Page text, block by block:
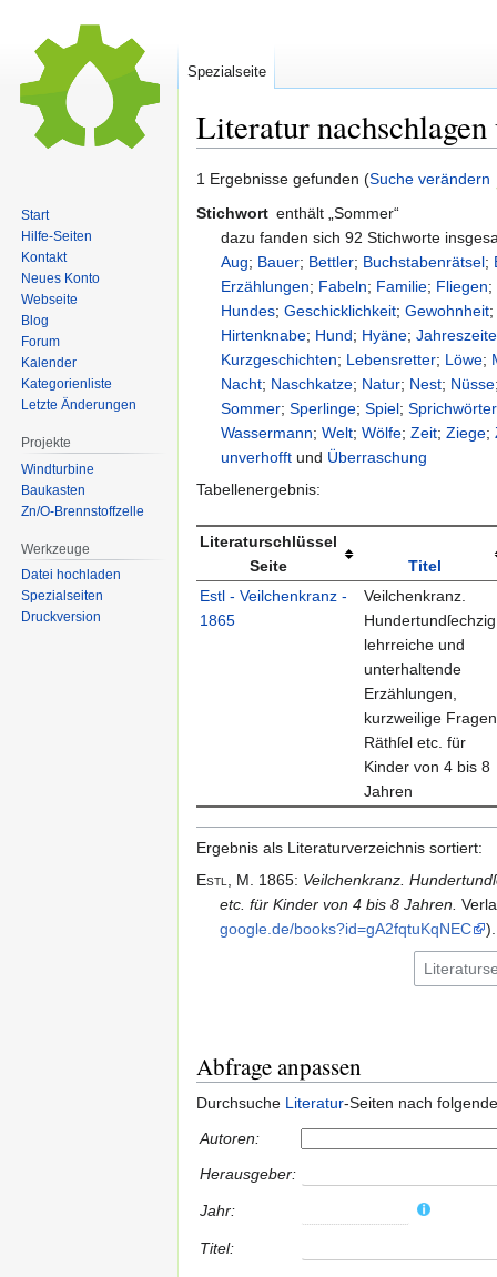
Literatur nachschlagen
Zur
Zur
1 Ergebnisse gefunden (Suche verändern
Stichwort enthält „Sommer“
dazu fanden sich 92 Stichworte
Aug; Bauer; Bettler; Buchstabenrätsel;
Erzählungen; Fabeln; Familie; Fliegen;
Hundes;Geschicklichkeit;Gewohnheit
Hirtenknabe; Hund; Hyäne;
Kurzgeschichten; Lebensretter; Löwe;
Nacht; Naschkatze; Natur; Nest; Nüsse
Sommer;Sperlinge;Spiel;Sprichwörter
Wassermann;Welt;Wölfe;Zeit;Ziege;
unverhofft und Überraschung
Tabellenergebnis:
Literaturschlüssel
Seite
Titel
Estl - Veilchenkranz -
1865
Veilchenkranz.
Hundertundſechzig
lehrreiche und
unterhaltende
Erzählungen,
kurzweilige
Räthſel etc. für
Kinder von 4 bis 8
Jahren
Ergebnis als Literaturverzeichnis sortiert:
Estl,
M. 1865: Veilchenkranz.
etc. für Kinder von 4 bis 8 Jahren.
google.​de/​books?id=​gA2fqtuKqNEC
).
Abfrage anpassen
Durchsuche Literatur-Seiten nach
Autoren:
Herausgeber:
Jahr:
Titel:
Spezialseite
Start
Hilfe-Seiten
Kontakt
Neues Konto
Webseite
Blog
Forum
Kalender
Kategorienliste
Letzte Änderungen
Projekte
Windturbine
Baukasten
Zn/O-Brennstoffzelle
Werkzeuge
Datei hochladen
Spezialseiten
Druckversion